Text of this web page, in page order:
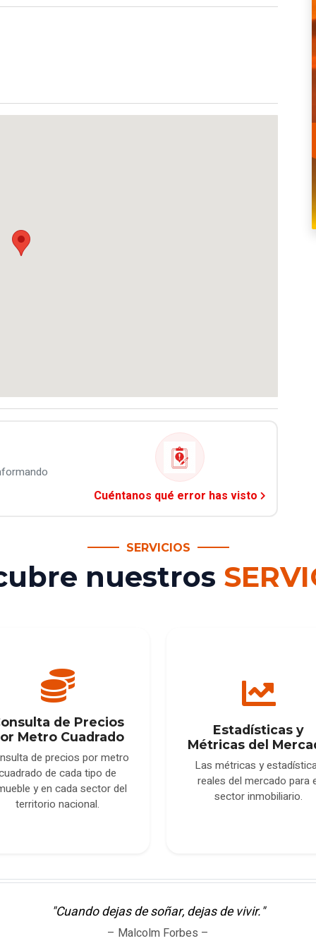
Cuéntanos qué error has visto
SERVICIOS
nuestros
de Precios
Metro Cuadrado
de precios por metro
de cada tipo de
y en cada sector del
territorio nacional.
Estadísticas y
Métricas del
Las métricas y
reales del mercado para
sector inmobiliario.
"Cuando dejas de soñar, dejas de vivir."
– Malcolm Forbes –